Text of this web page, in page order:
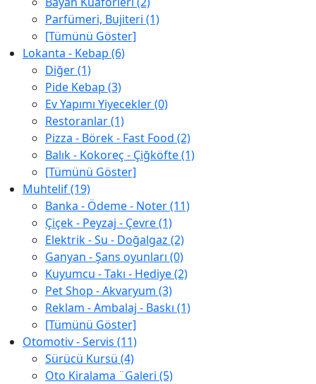
Parfümeri, Bujiteri (1)
[Tümünü Göster]
Lokanta - Kebap (6)
Diğer (1)
Pide Kebap (3)
Ev Yapımı Yiyecekler (0)
Restoranlar (1)
Pizza - Börek - Fast Food (2)
Balık - Kokoreç - Çiğköfte (1)
[Tümünü Göster]
Muhtelif (19)
Banka - Ödeme - Noter (11)
Çiçek - Peyzaj - Çevre (1)
Elektrik - Su - Doğalgaz (2)
Ganyan - Şans oyunları (0)
Kuyumcu - Takı - Hediye (2)
Pet Shop - Akvaryum (3)
Reklam - Ambalaj - Baskı (1)
[Tümünü Göster]
Otomotiv - Servis (11)
Sürücü Kursü (4)
Oto Kiralama ¨Galeri (5)